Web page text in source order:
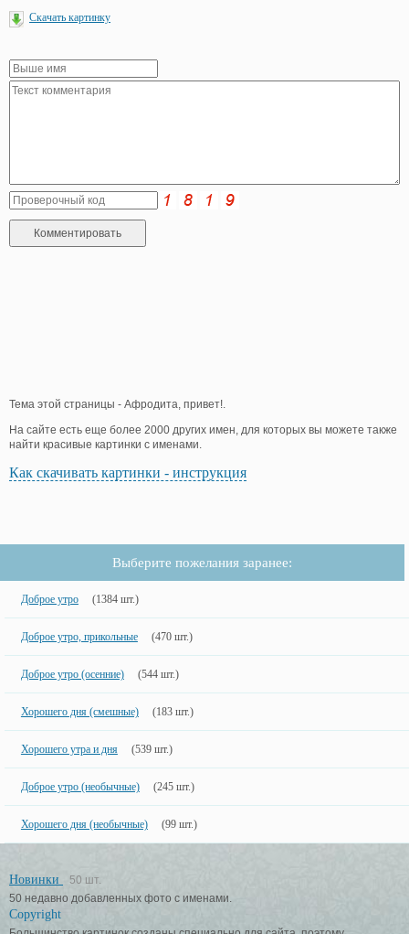
Скачать картинку
Тема этой страницы - Афродита, привет!.
На сайте есть еще более 2000 других имен, для которых вы можете также
найти красивые картинки с именами.
Как скачивать картинки - инструкция
Выберите пожелания заранее:
Доброе утро (1384 шт.)
Доброе утро, прикольные (470 шт.)
Доброе утро (осенние) (544 шт.)
Хорошего дня (смешные) (183 шт.)
Хорошего утра и дня (539 шт.)
Доброе утро (необычные) (245 шт.)
Хорошего дня (необычные) (99 шт.)
Новинки
50 шт.
50 недавно добавленных фото с именами.
Copyright